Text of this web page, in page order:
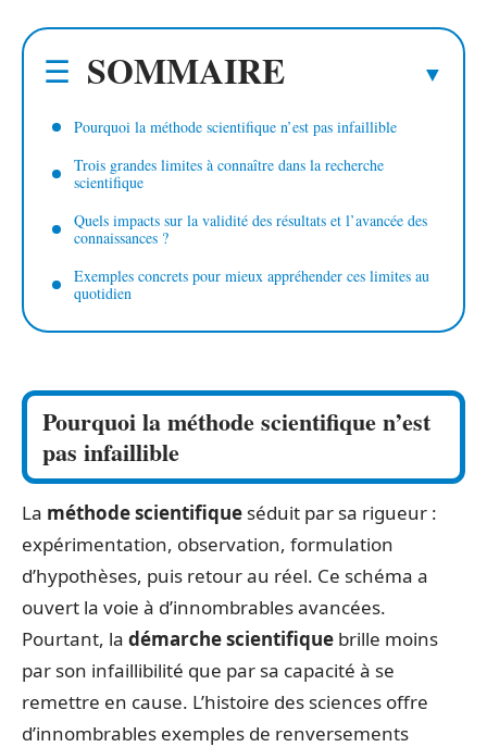
SOMMAIRE
Pourquoi la méthode scientifique n’est pas infaillible
Trois grandes limites à connaître dans la recherche
scientifique
Quels impacts sur la validité des résultats et l’avancée des
connaissances ?
Exemples concrets pour mieux appréhender ces limites au
quotidien
Pourquoi la méthode scientifique n’est
pas infaillible
La méthode scientifique séduit par sa rigueur :
expérimentation, observation, formulation
d’hypothèses, puis retour au réel. Ce schéma a
ouvert la voie à d’innombrables avancées.
Pourtant, la démarche scientifique brille moins
par son infaillibilité que par sa capacité à se
remettre en cause. L’histoire des sciences offre
d’innombrables exemples de renversements